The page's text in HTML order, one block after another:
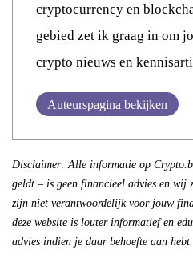
cryptocurrency en
gebied zet ik graag in om
crypto nieuws en
Auteurspagina bekijken
Disclaimer: Alle informatie op
geldt – is geen financieel advies en wij
zijn niet verantwoordelijk voor jouw
deze website is louter informatief en
advies indien je daar behoefte aan hebt.